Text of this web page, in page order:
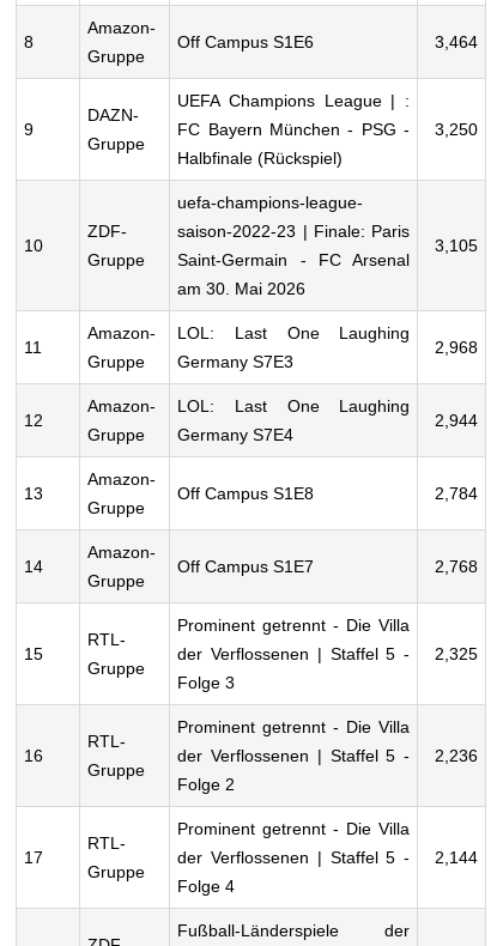
8
Amazon-
Gruppe
Off Campus S1E6 3,464
9
DAZN-
Gruppe
UEFA Champions League | :
FC Bayern München - PSG -
Halbfinale (Rückspiel)
3,250
10
ZDF-
Gruppe
uefa-champions-league-
saison-2022-23 | Finale: Paris
Saint-Germain - FC Arsenal
am 30. Mai 2026
3,105
11
Amazon-
Gruppe
LOL: Last One Laughing
Germany S7E3
2,968
12
Amazon-
Gruppe
LOL: Last One Laughing
Germany S7E4
2,944
13
Amazon-
Gruppe
Off Campus S1E8 2,784
14
Amazon-
Gruppe
Off Campus S1E7 2,768
15
RTL-
Gruppe
Prominent getrennt - Die Villa
der Verflossenen | Staffel 5 -
Folge 3
2,325
16
RTL-
Gruppe
Prominent getrennt - Die Villa
der Verflossenen | Staffel 5 -
Folge 2
2,236
17
RTL-
Gruppe
Prominent getrennt - Die Villa
der Verflossenen | Staffel 5 -
Folge 4
2,144
Fußball-Länderspiele der